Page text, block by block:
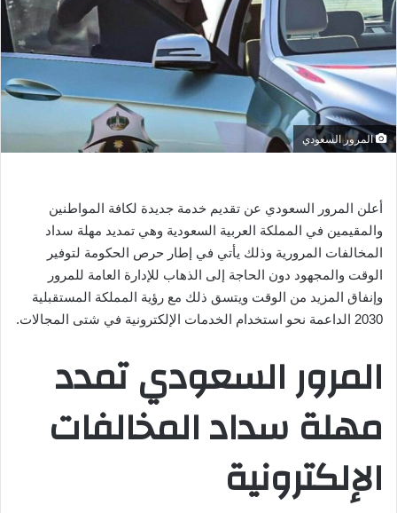
د
ا
ك
ت
المرور السعودي
أعلن المرور السعودي عن تقديم خدمة جديدة لكافة المواطنين
والمقيمين في المملكة العربية السعودية وهي تمديد مهلة سداد
المخالفات المرورية وذلك يأتي في إطار حرص الحكومة لتوفير
الوقت والمجهود دون الحاجة إلى الذهاب للإدارة العامة للمرور
وإنفاق المزيد من الوقت ويتسق ذلك مع رؤية المملكة المستقبلية
2030 الداعمة نحو استخدام الخدمات الإلكترونية في شتى المجالات.
المرور السعودي تمدد
مهلة سداد المخالفات
الإلكترونية